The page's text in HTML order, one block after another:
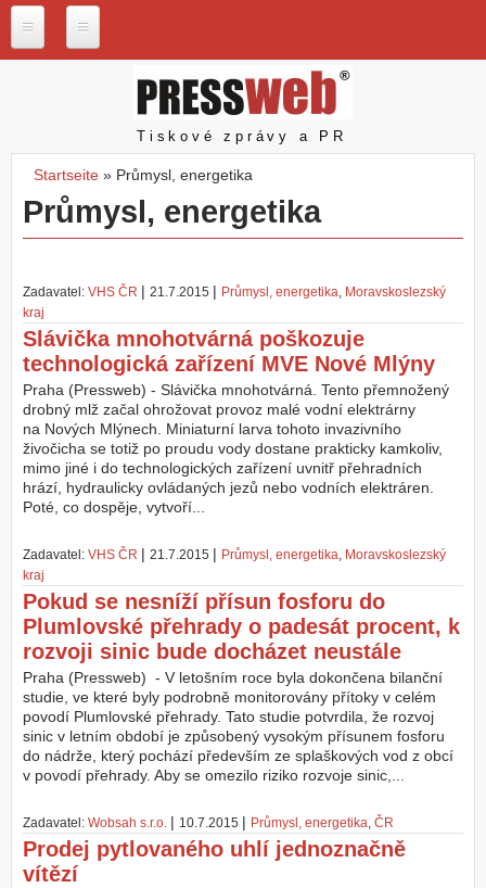
P
e
b
.
c
N
a
š
e
s
l
u
ž
b
y
l
o
ž
i
t
ú
č
e
t
Pressweb
Tiskové zprávy a PR
Sie sind hier
Startseite » Průmysl, energetika
Průmysl, energetika
Zadavatel: VHS ČR | 21.7.2015 | Průmysl, energetika, Moravskoslezský
kraj
Slávička mnohotvárná poškozuje
technologická zařízení MVE Nové Mlýny
Praha (Pressweb) - Slávička mnohotvárná. Tento přemnožený
drobný mlž začal ohrožovat provoz malé vodní elektrárny
na Nových Mlýnech. Miniaturní larva tohoto invazivního
živočicha se totiž po proudu vody dostane prakticky kamkoliv,
mimo jiné i do technologických zařízení uvnitř přehradních
hrází, hydraulicky ovládaných jezů nebo vodních elektráren.
Poté, co dospěje, vytvoří...
Zadavatel: VHS ČR | 21.7.2015 | Průmysl, energetika, Moravskoslezský
kraj
Pokud se nesníží přísun fosforu do
Plumlovské přehrady o padesát procent, k
rozvoji sinic bude docházet neustále
Praha (Pressweb) - V letošním roce byla dokončena bilanční
studie, ve které byly podrobně monitorovány přítoky v celém
povodí Plumlovské přehrady. Tato studie potvrdila, že rozvoj
sinic v letním období je způsobený vysokým přísunem fosforu
do nádrže, který pochází především ze splaškových vod z obcí
v povodí přehrady. Aby se omezilo riziko rozvoje sinic,...
Zadavatel: Wobsah s.r.o. | 10.7.2015 | Průmysl, energetika, ČR
Prodej pytlovaného uhlí jednoznačně
vítězí